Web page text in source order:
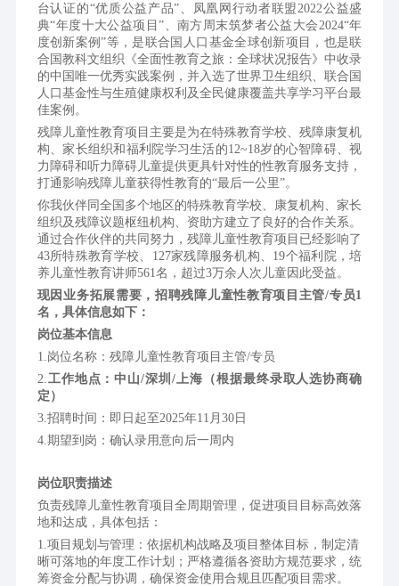
台认证的“优质公益产品”、凤凰网行动者联盟2022公益盛
典“年度十大公益项目”、南方周末筑梦者公益大会2024“年
度创新案例”等，是联合国人口基金全球创新项目，也是联
合国教科文组织《全面性教育之旅：全球状况报告》中收录
的中国唯一优秀实践案例，并入选了世界卫生组织、联合国
人口基金性与生殖健康权利及全民健康覆盖共享学习平台最
佳案例。
残障儿童性教育项目主要是为在特殊教育学校、残障康复机
构、家长组织和福利院学习生活的12~18岁的心智障碍、视
力障碍和听力障碍儿童提供更具针对性的性教育服务支持，
打通影响残障儿童获得性教育的“最后一公里”。
你我伙伴同全国多个地区的特殊教育学校、康复机构、家长
组织及残障议题枢纽机构、资助方建立了良好的合作关系。
通过合作伙伴的共同努力，残障儿童性教育项目已经影响了
43所特殊教育学校、127家残障服务机构、19个福利院，培
养儿童性教育讲师561名，超过3万余人次儿童因此受益。
现因业务拓展需要，招聘残障儿童性教育项目主管/专员1
名，具体信息如下：
岗位基本信息
1.岗位名称：残障儿童性教育项目主管/专员
2. 工作地点：中山/深圳/上海（根据最终录取人选协商确
定）
3.招聘时间：即日起至2025年11月30日
4.期望到岗：确认录用意向后一周内
岗位职责描述
负责残障儿童性教育项目全周期管理，促进项目目标高效落
地和达成，具体包括：
项目规划与管理：依据机构战略及项目整体目标，制定清
晰可落地的年度工作计划；严格遵循各资助方规范要求，统
筹资金分配与协调，确保资金使用合规且匹配项目需求。